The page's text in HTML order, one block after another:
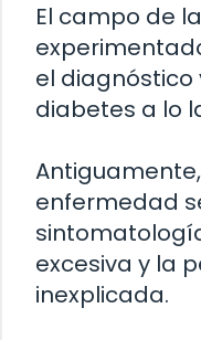
El campo de
el diagnóstico
diabetes a lo
enfermedad
excesiva y la
inexplicada.